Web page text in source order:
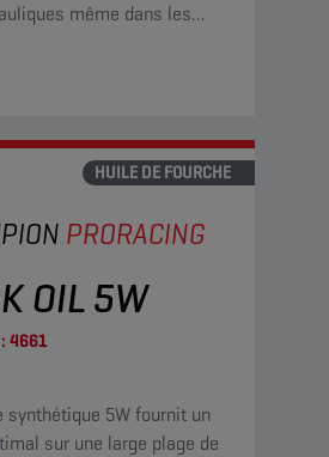
même dans les
HUILE DE FOURCHE
PRORACING
OIL 5W
4661
synthétique 5W fournit un
sur une large plage de